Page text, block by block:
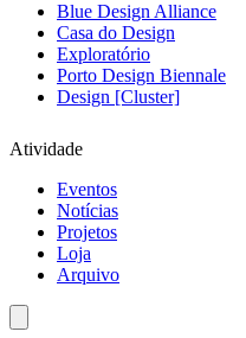
Blue Design Alliance
Casa do Design
Exploratório
Porto Design Biennale
Design [Cluster]
Atividade
Eventos
Notícias
Projetos
Loja
Arquivo